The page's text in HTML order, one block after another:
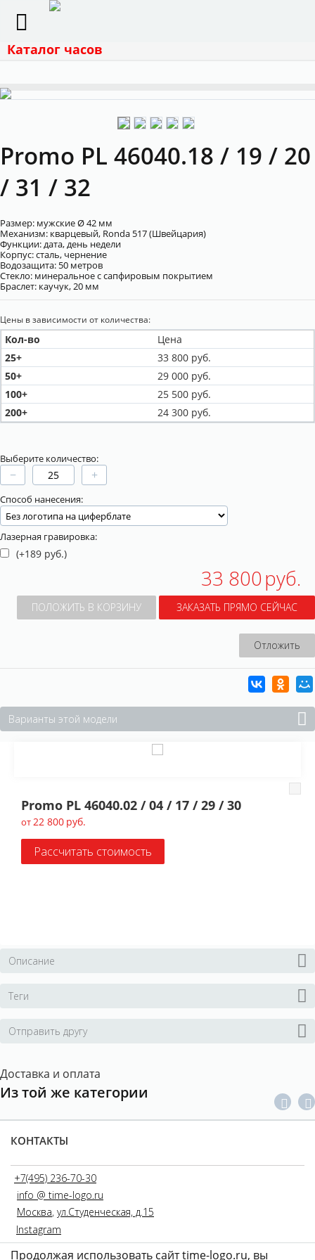
Каталог часов
Promo PL 46040.18 / 19 / 20
/ 31 / 32
Размер: мужские Ø 42 мм
Механизм: кварцевый, Ronda 517 (Швейцария)
Функции: дата, день недели
Корпус: сталь, чернение
Водозащита: 50 метров
Cтекло: минеральное с сапфировым покрытием
Браслет: каучук, 20 мм
Цены в зависимости от количества:
Кол-во
Цена
25+
33 800руб.
50+
29 000руб.
100+
25 500руб.
200+
24 300руб.
Выберите количество:
− +
Способ нанесения:
Лазерная гравировка:
(+189 руб.)
33 800руб.
ПОЛОЖИТЬ В КОРЗИНУ ЗАКАЗАТЬ ПРЯМО СЕЙЧАС
Отложить
Варианты этой модели
Promo PL 46040.02 / 04 / 17 / 29 / 30
от 22 800 руб.
Рассчитать стоимость
Описание
Теги
Отправить другу
Доставка и оплата
Из той же категории
КОНТАКТЫ
+7(495) 236-70-30
info @ time-logo.ru
Москва, ул.Студенческая, д.15
Instagram
Продолжая использовать сайт time-logo.ru, вы